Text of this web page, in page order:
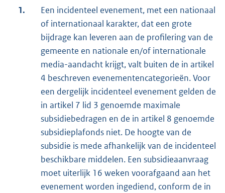
1.
Een incidenteel evenement, met een nationaal
of internationaal karakter, dat een grote
bijdrage kan leveren aan de profilering van de
gemeente en nationale en/of internationale
media-aandacht krijgt, valt buiten de in artikel
4 beschreven evenementencategorieën. Voor
een dergelijk incidenteel evenement gelden de
in artikel 7 lid 3 genoemde maximale
subsidiebedragen en de in artikel 8 genoemde
subsidieplafonds niet. De hoogte van de
subsidie is mede afhankelijk van de incidenteel
beschikbare middelen. Een subsidieaanvraag
moet uiterlijk 16 weken voorafgaand aan het
evenement worden ingediend, conform de in